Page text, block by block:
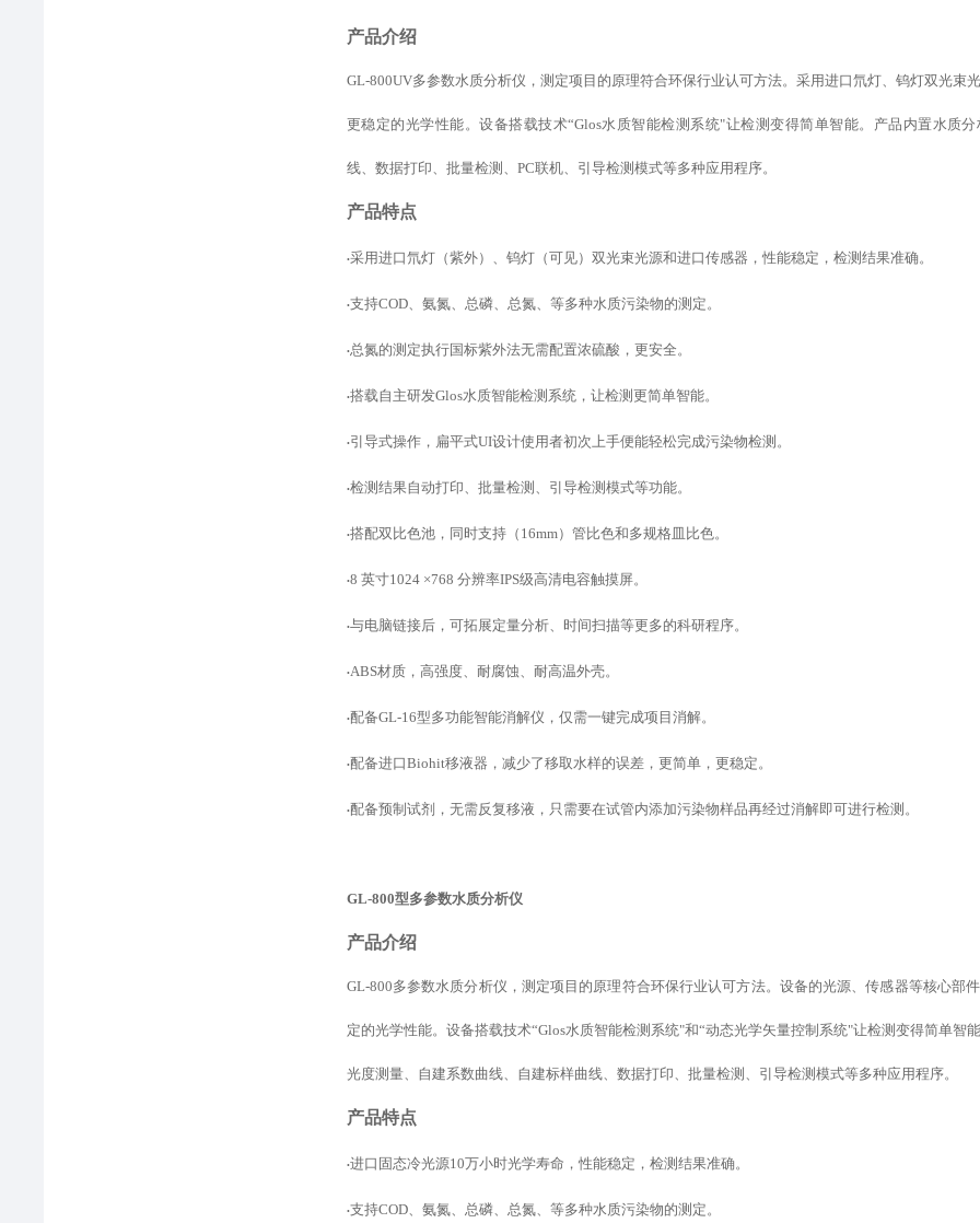
产品介绍
GL-800UV多参数水质分析仪，测定项目的原理符合环保行业认可方法。采用进口氘灯、钨灯双光束
更稳定的光学性能。设备搭载技术“Glos水质智能检测系统"让检测变得简单智能。产品内置水质
线、数据打印、批量检测、 PC联机、 引导检测模式等多种应用程序。
产品特点
•采用进口氘灯（紫外）、钨灯（可见）双光束光源和进口传感器，性能稳定，检测结果准确。
•支持COD、氨氮、总磷、总氮、等多种水质污染物的测定。
•总氮的测定执行国标紫外法无需配置浓硫酸，更安全。
•搭载自主研发Glos水质智能检测系统，让检测更简单智能。
•引导式操作，扁平式UI设计使用者初次上手便能轻松完成污染物检测。
•检测结果自动打印、批量检测、引导检测模式等功能。
•搭配双比色池，同时支持（ 16mm）管比色和多规格皿比色。
•8 英寸1024 ×768 分辨率IPS级高清电容触摸屏。
•与电脑链接后，可拓展定量分析、时间扫描等更多的科研程序。
•ABS材质，高强度、耐腐蚀、耐高温外壳。
•配备GL-16型多功能智能消解仪，仅需一键完成项目消解。
•配备进口 Biohit移液器，减少了移取水样的误差，更简单，更稳定。
•配备预制试剂，无需反复移液，只需要在试管内添加污染物样品再经过消解即可进行检测。
GL-800型多参数水质分析仪
产品介绍
GL-800多参数水质分析仪，测定项目的原理符合环保行业认可方法。设备的光源、传感器等核心部
定的光学性能。设备搭载技术“Glos水质智能检测系统"和“动态光学矢量控制系统"让检测变得简单智
光度测量、自建系数曲线、 自建标样曲线、数据打印、批量检测、引导检测模式等多种应用程序。
产品特点
•进口固态冷光源10万小时光学寿命，性能稳定，检测结果准确。
•支持COD、氨氮、总磷、总氮、等多种水质污染物的测定。